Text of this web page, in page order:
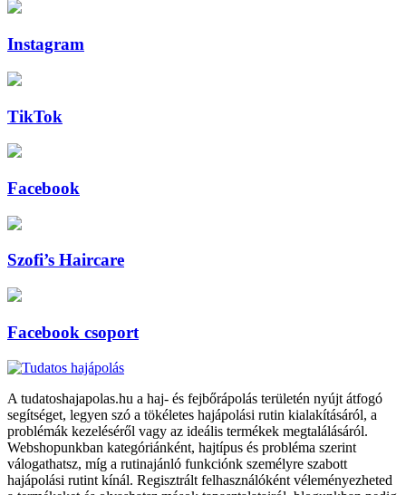
Instagram
TikTok
Facebook
Szofi’s Haircare
Facebook csoport
A tudatoshajapolas.hu a haj- és fejbőrápolás területén nyújt átfogó
segítséget, legyen szó a tökéletes hajápolási rutin kialakításáról, a
problémák kezeléséről vagy az ideális termékek megtalálásáról.
Webshopunkban kategóriánként, hajtípus és probléma szerint
válogathatsz, míg a rutinajánló funkciónk személyre szabott
hajápolási rutint kínál. Regisztrált felhasználóként véleményezheted